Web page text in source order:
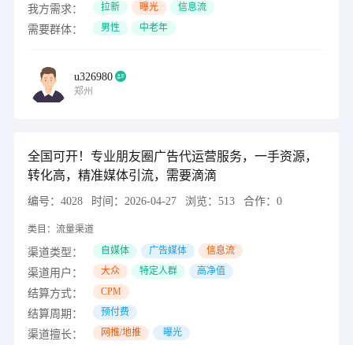
我方需求： 拉新 曝光 信息流
需要群体： 男性 中老年
u326980
郑州
全国可开！专业朋友圈广告代运营服务，一手资源，
转化高，精准媒体引流，需要滴滴
编号： 4028 时间： 2026-04-27 浏览： 513 合作： 0
类目： 流量渠道
渠道类型： 自媒体 广告媒体 信息流
渠道用户： 大众 特定人群 高净值
结算方式： CPM
结算周期： 预付费
渠道擅长： 网推/地推 曝光